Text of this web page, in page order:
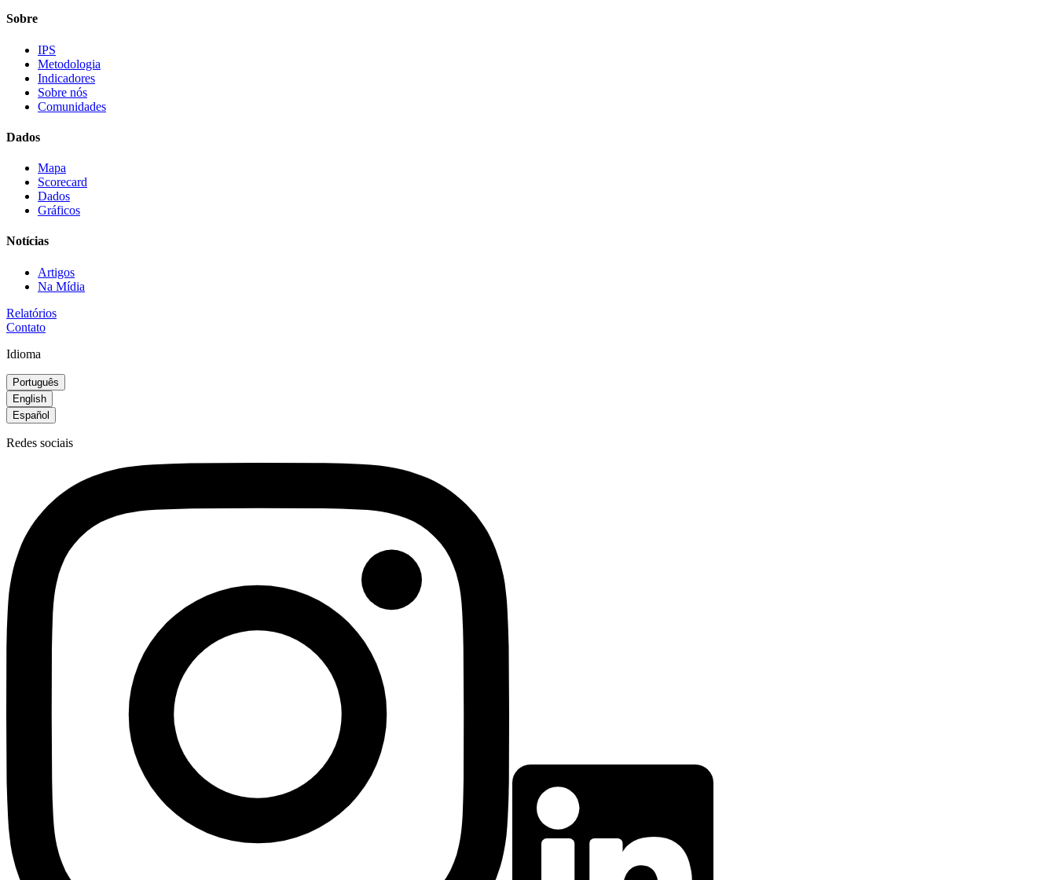
Sobre
IPS
Metodologia
Indicadores
Sobre nós
Comunidades
Dados
Mapa
Scorecard
Dados
Gráficos
Notícias
Artigos
Na Mídia
Relatórios
Contato
Idioma
Português
English
Español
Redes sociais